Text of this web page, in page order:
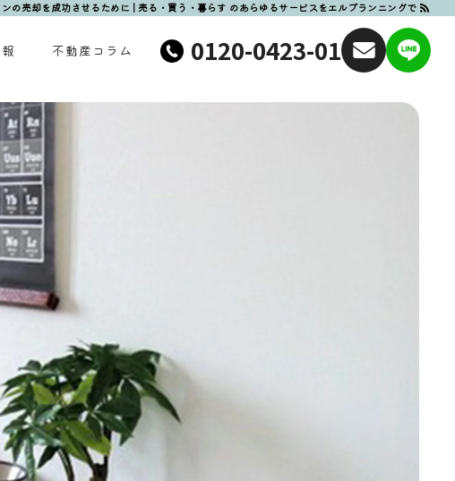
の売却を成功させるために | 売る・買う・暮らす のあらゆるサービスをエルプランニングで
不動産コラム 0120-0423-01